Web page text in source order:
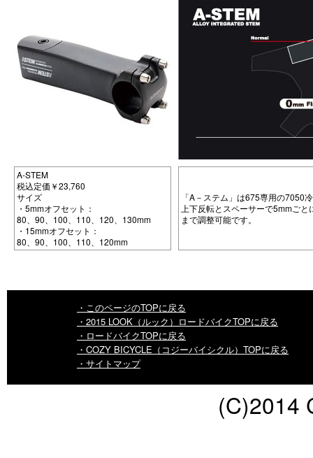
A-STEM
税込定価￥23,760
サイズ
・5mmオフセット：
80、90、100、110、120、130mm
・15mmオフセット：
80、90、100、110、120mm
「A－ステム」は675専用の7050
上下反転とスペーサーで5mmご
まで調整可能です。
・このページのTOPに戻る
・2015 LOOK（ルック）ロードバイクTOPに戻る
・ロードバイクTOPに戻る
・COZY BICYCLE（コジーバイシクル）TOPに戻る
・サイトマップ
(C)2014